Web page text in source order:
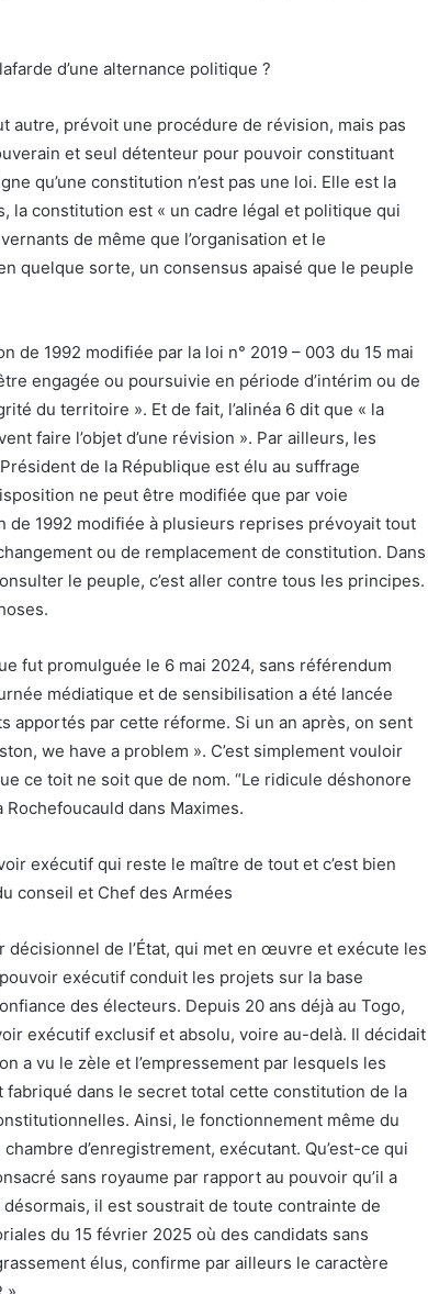
d’une alternance politique ?
autre, prévoit une procédure de révision, mais pas
et seul détenteur pour pouvoir constituant
qu’une constitution n’est pas une loi. Elle est la
la constitution est « un cadre légal et politique qui
de même que l’organisation et le
quelque sorte, un consensus apaisé que le peuple
de 1992 modifiée par la loi n° 2019 – 003 du 15 mai
engagée ou poursuivie en période d’intérim ou de
du territoire ». Et de fait, l’alinéa 6 dit que « la
faire l’objet d’une révision ». Par ailleurs, les
de la République est élu au suffrage
ne peut être modifiée que par voie
1992 modifiée à plusieurs reprises prévoyait tout
ou de remplacement de constitution. Dans
le peuple, c’est aller contre tous les principes.
fut promulguée le 6 mai 2024, sans référendum
médiatique et de sensibilisation a été lancée
apportés par cette réforme. Si un an après, on sent
we have a problem ». C’est simplement vouloir
ce toit ne soit que de nom. “Le ridicule déshonore
dans Maximes.
exécutif qui reste le maître de tout et c’est bien
conseil et Chef des Armées
de l’État, qui met en œuvre et exécute les
exécutif conduit les projets sur la base
des électeurs. Depuis 20 ans déjà au Togo,
exécutif exclusif et absolu, voire au-delà. Il décidait
a vu le zèle et l’empressement par lesquels les
fabriqué dans le secret total cette constitution de la
Ainsi, le fonctionnement même du
d’enregistrement, exécutant. Qu’est-ce qui
sans royaume par rapport au pouvoir qu’il a
il est soustrait de toute contrainte de
du 15 février 2025 où des candidats sans
élus, confirme par ailleurs le caractère